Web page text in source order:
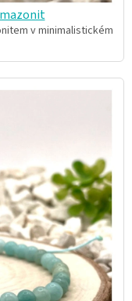
v minimalistickém